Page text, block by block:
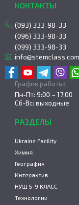
КОНТАКТЫ
(093) 333-98-33
(096) 333-98-33
(099) 333-98-33
График работы:
Пн-Пт: 9:00 – 17:00
Сб-Вс: выходные
РАЗДЕЛЫ
Ukraine Facility
Химия
География
Интерактив
НУШ 5-9 КЛАСС
Технологии